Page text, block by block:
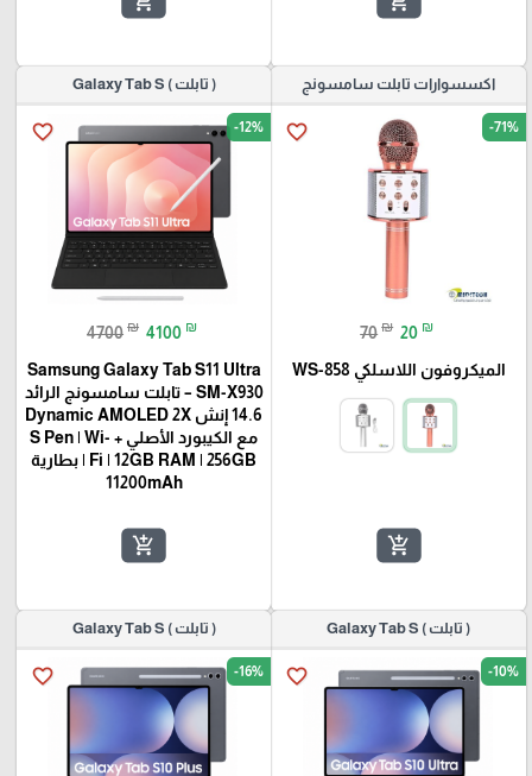
add_shopping_cart
add_shopping_cart
اكسسوارات تابلت سامسونج
favorite_border -71%
70 20
الميكروفون اللاسلكي WS-858
add_shopping_cart
( تابلت ) Galaxy Tab S
favorite_border -12%
4700 4100
Samsung Galaxy Tab S11 Ultra
SM-X930 – تابلت سامسونج الرائد
14.6 إنش Dynamic AMOLED 2X
مع الكيبورد الأصلي + S Pen | Wi-
Fi | 12GB RAM | 256GB | بطارية
11200mAh
add_shopping_cart
( تابلت ) Galaxy Tab S
favorite_border -10%
( تابلت ) Galaxy Tab S
favorite_border -16%